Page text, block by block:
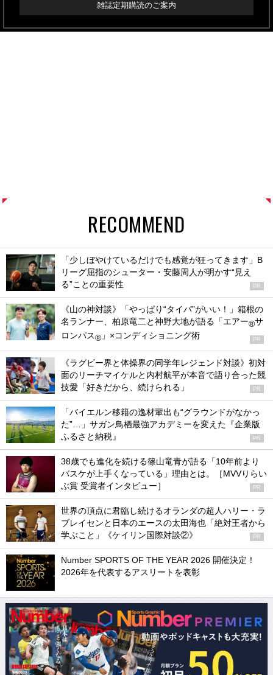
雑誌定期購読のご案内
RECOMMEND
「少しぼやけているだけでも感覚が狂ってきます」B
リーグ屈指のシューター・安藤周人が明かす“見え
る”ことの重要性
PR
《山の神対談》「やっぱり“タイパ”がいい！」箱根の
名ランナー、柏原竜二と神野大地が語る「エアー®サ
ロンパス® 」×コンディショニング術 PR
《ラグビー界と体操界の同学年レジェンド対談》初対
面のリーチマイケルと内村航平が本音で語り合った競
技愛「好きだから、続けられる」
PR
「バイエルン移籍の逸材輩出も“グラウンドがなかっ
た”…」サガン鳥栖最強アカデミーを変えた『企業版
ふるさと納税』
PR
38歳でも進化を続ける篠山竜青が語る「10年前より
バスケが上手くなっている」理由とは。［MVVりらい
ぶ賞 受賞者インタビュー］
PR
世界の頂点に君臨し続けるオランダの超人ハリー・ラ
ブレイセンと日本のエースの太田海也「絶対王者から
学ぶこと」《ケイリン国際対談②》
PR
Number SPORTS OF THE YEAR 2026 開催決定！
2026年を代表するアスリートを表彰